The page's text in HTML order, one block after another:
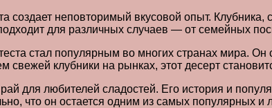
создает неповторимый вкусовой опыт.
для различных случаев — от семейных
стал популярным во многих странах мира.
клубники на рынках, этот десерт
для любителей сладостей. Его история и
что он остается одним из самых популярных и